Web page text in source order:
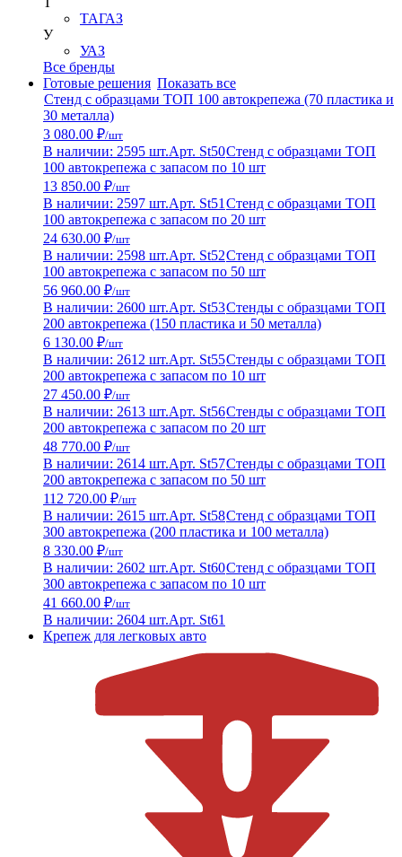
ТАГАЗ
У
УАЗ
Все бренды
Готовые решения Показать все
Стенд с образцами ТОП 100 автокрепежа (70 пластика и
30 металла)
3 080.00 ₽/шт
В наличии: 2595 шт.Арт. St50Стенд с образцами ТОП
100 автокрепежа с запасом по 10 шт
13 850.00 ₽/шт
В наличии: 2597 шт.Арт. St51 Стенд с образцами ТОП
100 автокрепежа с запасом по 20 шт
24 630.00 ₽/шт
В наличии: 2598 шт.Арт. St52Стенд с образцами ТОП
100 автокрепежа с запасом по 50 шт
56 960.00 ₽/шт
В наличии: 2600 шт.Арт. St53Стенды с образцами ТОП
200 автокрепежа (150 пластика и 50 металла)
6 130.00 ₽/шт
В наличии: 2612 шт.Арт. St55Стенды с образцами ТОП
200 автокрепежа с запасом по 10 шт
27 450.00 ₽/шт
В наличии: 2613 шт.Арт. St56Стенды с образцами ТОП
200 автокрепежа с запасом по 20 шт
48 770.00 ₽/шт
В наличии: 2614 шт.Арт. St57Стенды с образцами ТОП
200 автокрепежа с запасом по 50 шт
112 720.00 ₽/шт
В наличии: 2615 шт.Арт. St58Стенд с образцами ТОП
300 автокрепежа (200 пластика и 100 металла)
8 330.00 ₽/шт
В наличии: 2602 шт.Арт. St60Стенд с образцами ТОП
300 автокрепежа с запасом по 10 шт
41 660.00 ₽/шт
В наличии: 2604 шт.Арт. St61
Крепеж для легковых авто